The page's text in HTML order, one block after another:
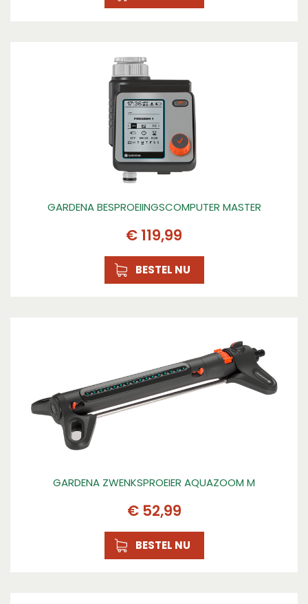
GARDENA BESPROEIINGSCOMPUTER MASTER
€ 119,99
BESTEL NU
GARDENA ZWENKSPROEIER AQUAZOOM M
€ 52,99
BESTEL NU